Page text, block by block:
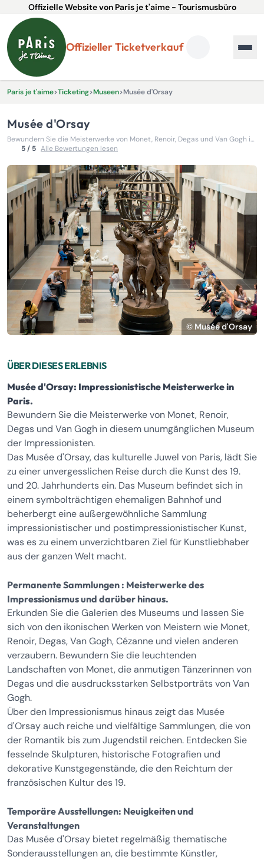
Offizielle Website von Paris je t'aime - Tourismusbüro
Offizieller Ticketverkauf
Paris je t'aime>Ticketing>Museen>Musée d'Orsay
Musée d'Orsay
Bewundern Sie die Meisterwerke von Monet, Renoir, Degas und Van Gogh in diesem unumgänglichen Museum der Impressionisten.
5 / 5 Alle Bewertungen lesen
© Musée d'Orsay
ÜBER DIESES ERLEBNIS
Musée d'Orsay: Impressionistische Meisterwerke in
Paris.
Bewundern Sie die Meisterwerke von Monet, Renoir,
Degas und Van Gogh in diesem unumgänglichen Museum
der Impressionisten.
Das Musée d'Orsay, das kulturelle Juwel von Paris, lädt Sie
zu einer unvergesslichen Reise durch die Kunst des 19.
und 20. Jahrhunderts ein. Das Museum befindet sich in
einem symbolträchtigen ehemaligen Bahnhof und
beherbergt eine außergewöhnliche Sammlung
impressionistischer und postimpressionistischer Kunst,
was es zu einem unverzichtbaren Ziel für Kunstliebhaber
aus der ganzen Welt macht.
Permanente Sammlungen : Meisterwerke des
Impressionismus und darüber hinaus.
Erkunden Sie die Galerien des Museums und lassen Sie
sich von den ikonischen Werken von Meistern wie Monet,
Renoir, Degas, Van Gogh, Cézanne und vielen anderen
verzaubern. Bewundern Sie die leuchtenden
Landschaften von Monet, die anmutigen Tänzerinnen von
Degas und die ausdrucksstarken Selbstporträts von Van
Gogh.
Über den Impressionismus hinaus zeigt das Musée
d'Orsay auch reiche und vielfältige Sammlungen, die von
der Romantik bis zum Jugendstil reichen. Entdecken Sie
fesselnde Skulpturen, historische Fotografien und
dekorative Kunstgegenstände, die den Reichtum der
französischen Kultur des 19.
Temporäre Ausstellungen: Neuigkeiten und
Veranstaltungen
Das Musée d'Orsay bietet regelmäßig thematische
Sonderausstellungen an, die bestimmte Künstler,